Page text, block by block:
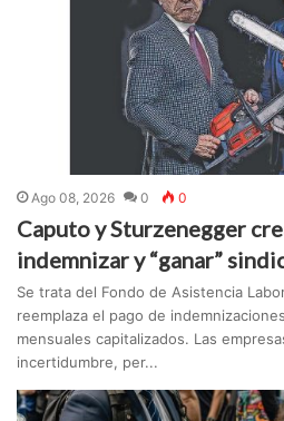
Ago 08, 2026 0 0
Caputo y Sturzenegger
indemnizar y “ganar”
Se trata del Fondo de Asistencia
reemplaza el pago de
mensuales capitalizados. Las
incertidumbre, per...